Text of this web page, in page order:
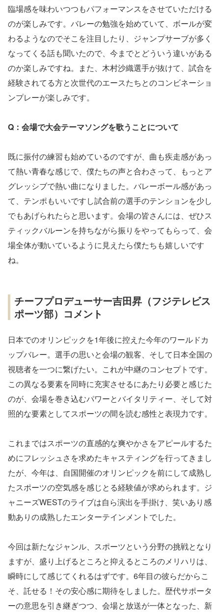
臨場感を味わいつつもパフォーマンスをさせていただける
のが楽しみです。バレーの勉強を始めていて、ボールが変
わるようなのでそこを注目したり、ジャンプサーブが多く
なってくる話も聞いたので、今までとどういう違いがある
のか楽しみですね。また、木村沙織選手が抜けて、試合を
経験されてる方と次世代のエースたちとのコンビネーショ
ンプレーが楽しみです。
Q：会場で大会テーマソングを歌うことについて
既に振付の練習も始めているのですが、曲も疾走感があっ
て熱い青春な感じで、僕たちの声と合わさって、もっとア
グレッシブで熱い曲になりました。バレーボール感があっ
て、テンポもいいですし試合前の選手のテンションを少し
でもあげられたらと思います。会場の皆さんには、ぜひス
ティックバルーンを持ちながら振りをやってもらって、会
場全体が動いているように見えたら僕たちも嬉しいです
ね。
チーフプロデューサー吉田昇（フジテレビス
ポーツ部）コメント
日本でのオリンピックを1年後に控えた今年のワールドカ
ップバレー。選手の思いと会場の観客、そして日本全国の
視聴者を一つに繋げたい。これが中継のコンセプトです。
この異なる要素を同時に充実させるにあたり必要と感じた
のが、会場を巻き込むパワーとバイタリティー、そして対
照的な要素としてスポーツの間を読む感性と表現力です。
これまではスポーツの直感的な爽やかさをアピールするた
めにフレッシュさを求めたキャスティングを行ってきまし
たが、今年は、自国開催のオリンピックを前にして成熟し
たスポーツの空気感を感じとる経験値が求められます。ジ
ャニーズWESTのライブは自ら演出を手掛け、笑いあり感
動ありの成熟したエンターテインメントでした。
今回は新たなジャンル、スポーツという分野の挑戦となり
ますが、盛り上げるところと抑えるところのメリハリは、
瞬時にして感じてくれるはずです。6年目の彼らだからこ
そ、託せる！その安心感に期待をしました。歴代サポータ
ーの意思を引き継ぎつつ、会場と放送が一体となった、新